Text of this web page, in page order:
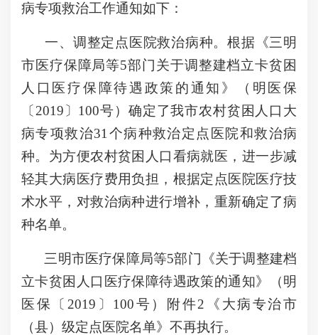
病专项救治工作通知如下：
一、调整定点医院救治病种。根据《三明
市医疗保障局等5部门关于调整建档立卡贫困
人口医疗保障待遇政策的通知》（明医保
〔2019〕100号）确定了我市农村贫困人口大
病专项救治31个病种救治定点医院和救治病
种。为方便农村贫困人口看病就医，进一步减
轻其大病医疗费用负担，根据定点医院医疗技
术水平，对救治病种进行增补，重新确定了病
种名单。
三明市医疗保障局等5部门《关于调整建档
立卡贫困人口医疗保障待遇政策的通知》（明
医保〔2019〕100号）附件2《大病专治市
（县）级定点医院名单》不再执行。